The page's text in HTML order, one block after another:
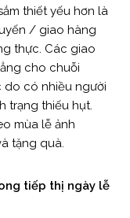
thiết yếu hơn là
/ giao hàng
thực. Các giao
cho chuỗi
do có nhiều người
trạng thiếu hụt.
mùa lễ ảnh
tặng quà.
tiếp thị ngày lễ